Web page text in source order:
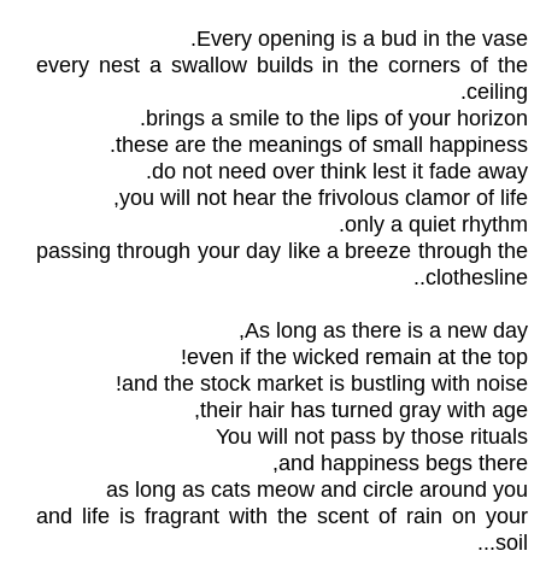
Every opening is a bud in the vase.
every nest a swallow builds in the corners of the
ceiling.
brings a smile to the lips of your horizon.
these are the meanings of small happiness.
do not need over think lest it fade away.
you will not hear the frivolous clamor of life,
only a quiet rhythm.
passing through your day like a breeze through the
clothesline..
As long as there is a new day,
even if the wicked remain at the top!
and the stock market is bustling with noise!
their hair has turned gray with age,
You will not pass by those rituals
and happiness begs there,
as long as cats meow and circle around you
and life is fragrant with the scent of rain on your
soil...